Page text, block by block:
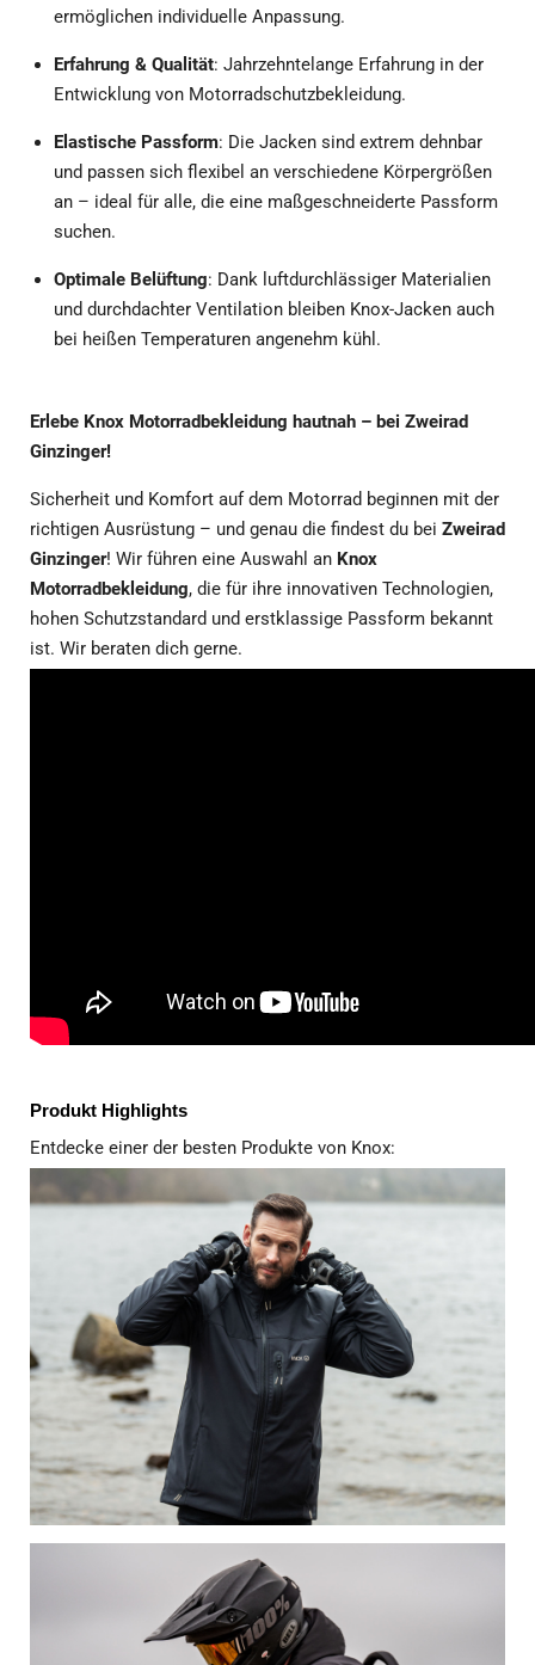
ermöglichen individuelle Anpassung.
Erfahrung & Qualität: Jahrzehntelange Erfahrung in der
Entwicklung von Motorradschutzbekleidung.
Elastische Passform: Die Jacken sind extrem dehnbar
und passen sich flexibel an verschiedene Körpergrößen
an – ideal für alle, die eine maßgeschneiderte Passform
suchen.
Optimale Belüftung: Dank luftdurchlässiger Materialien
und durchdachter Ventilation bleiben Knox-Jacken auch
bei heißen Temperaturen angenehm kühl.
Erlebe Knox Motorradbekleidung hautnah – bei Zweirad
Ginzinger!
Sicherheit und Komfort auf dem Motorrad beginnen mit der
richtigen Ausrüstung – und genau die findest du bei Zweirad
Ginzinger! Wir führen eine Auswahl an Knox
Motorradbekleidung, die für ihre innovativen Technologien,
hohen Schutzstandard und erstklassige Passform bekannt
ist. Wir beraten dich gerne.
Produkt Highlights
Entdecke einer der besten Produkte von Knox: